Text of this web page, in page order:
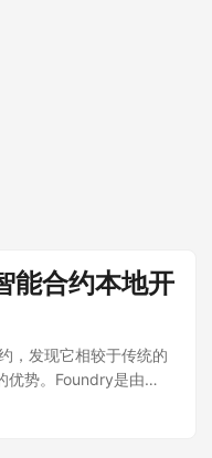
合约本地开
，发现它相较于传统的
优势。Foundry是由
开发工具包，基于